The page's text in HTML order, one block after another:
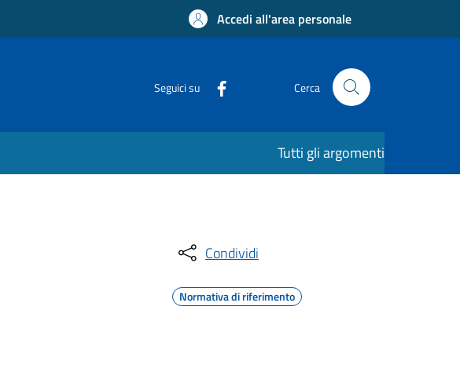
Accedi all'area personale
Seguici su Cerca
Tutti gli argomenti
Condividi
Normativa di riferimento